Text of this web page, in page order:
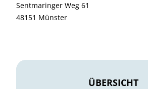
Sentmaringer Weg 61
48151 Münster
ÜBERSICHT